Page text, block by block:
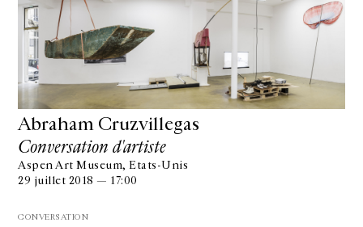
Abraham Cruzvillegas
Conversation d'artiste
Aspen Art Museum, Etats-Unis
29 juillet 2018 — 17:00
CONVERSATION